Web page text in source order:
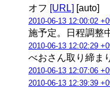
オフ [URL] [auto]
2010-06-13 12:00:02
施予定。日程調整
2010-06-13 12:02:29
べおさん取り締ま
2010-06-13 12:07:06
2010-06-13 12:39:39